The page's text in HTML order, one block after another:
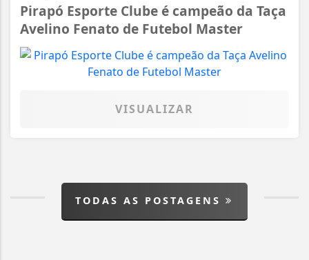
Pirapó Esporte Clube é campeão da Taça
Avelino Fenato de Futebol Master
VISUALIZAR
TODAS AS POSTAGENS